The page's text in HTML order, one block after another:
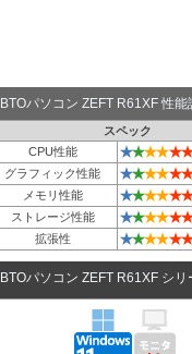
BTOパソコン ZEFT R61XF 性
スペック
CPU性能
★★★★★★
グラフィック性能 ★★★★★★
メモリ性能 ★★★★★★
ストレージ性能 ★★★★★★
拡張性 ★★★★★★
BTOパソコン ZEFT R61XF シリ